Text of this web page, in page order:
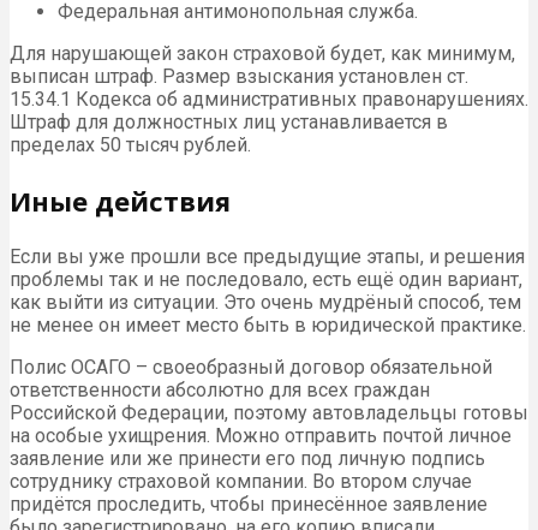
Федеральная антимонопольная служба.
Для нарушающей закон страховой будет, как минимум,
выписан штраф. Размер взыскания установлен ст.
15.34.1 Кодекса об административных правонарушениях.
Штраф для должностных лиц устанавливается в
пределах 50 тысяч рублей.
Иные действия
Если вы уже прошли все предыдущие этапы, и решения
проблемы так и не последовало, есть ещё один вариант,
как выйти из ситуации. Это очень мудрёный способ, тем
не менее он имеет место быть в юридической практике.
Полис ОСАГО – своеобразный договор обязательной
ответственности абсолютно для всех граждан
Российской Федерации, поэтому автовладельцы готовы
на особые ухищрения. Можно отправить почтой личное
заявление или же принести его под личную подпись
сотруднику страховой компании. Во втором случае
придётся проследить, чтобы принесённое заявление